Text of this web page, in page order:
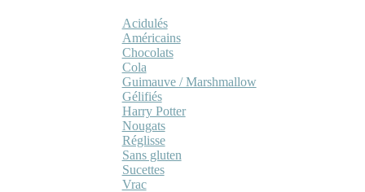
Acidulés
Américains
Chocolats
Cola
Guimauve / Marshmallow
Gélifiés
Harry Potter
Nougats
Réglisse
Sans gluten
Sucettes
Vrac